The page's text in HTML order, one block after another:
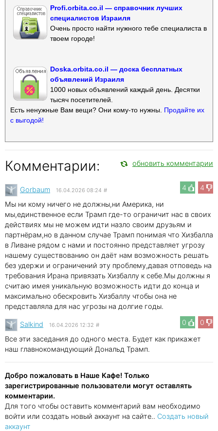
Profi.orbita.co.il — справочник лучших
специалистов Израиля
Очень просто найти нужного тебе специалиста в
твоем городе!
Doska.orbita.co.il — доска бесплатных
объявлений Израиля
1000 новых объявлений каждый день. Десятки
тысяч посетителей.
Есть ненужные Вам вещи? Они кому-то нужны. Продайте их
с выгодой!
Комментарии: обновить комментарии
4 4
Gorbaum 16.04.2026 08:24 #
Мы ни кому ничего не должны,ни Америка, ни
мы,единственное если Трамп где-то ограничит нас в своих
действиях мы не можем идти назло своим друзьям и
партнёрам,но в данном случае Трамп понимая что Хизбалла
в Ливане рядом с нами и постоянно представляет угрозу
нашему существованию он даёт нам возможность решать
без удержи и ограничений эту проблему,давая отповедь на
требования Ирана привязать Хизбаллу к себе.Мы должны я
считаю имея уникальную возможность идти до конца и
максимально обескровить Хизбаллу чтобы она не
представляла для нас угрозы на долгие годы.
0
0
Salkind 16.04.2026 12:32 #
Все эти заседания до одного места. Будет как прикажет
наш главнокомандующий Дональд Трамп.
Добро пожаловать в Наше Кафе! Только
зарегистрированные пользователи могут оставлять
комментарии.
Для того чтобы оставить комментарий вам необходимо
войти или создать новый аккаунт на сайте.. Создать новый
аккаунт